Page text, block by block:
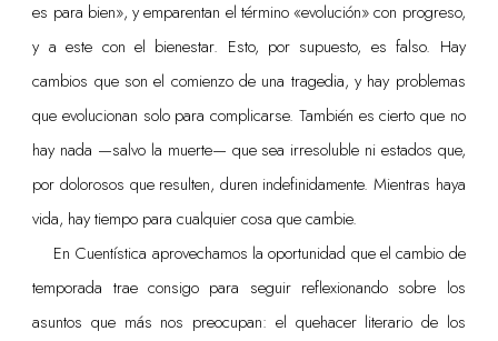
es para bien», y emparentan el término «evolución» con progreso,
y a este con el bienestar. Esto, por supuesto, es falso. Hay
cambios que son el comienzo de una tragedia, y hay problemas
que evolucionan solo para complicarse. También es cierto que no
hay nada —salvo la muerte— que sea irresoluble ni estados que,
por dolorosos que resulten, duren indefinidamente. Mientras haya
vida, hay tiempo para cualquier cosa que cambie.
En Cuentística aprovechamos la oportunidad que el cambio de
temporada trae consigo para seguir reflexionando sobre los
asuntos que más nos preocupan: el quehacer literario de los